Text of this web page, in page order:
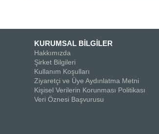
KURUMSAL BİLGİLER
Hakkımızda
Şirket Bilgileri
Kullanım Koşulları
Ziyaretçi ve Üye Aydınlatma Metni
Kişisel Verilerin Korunması Politikası
Veri Öznesi Başvurusu